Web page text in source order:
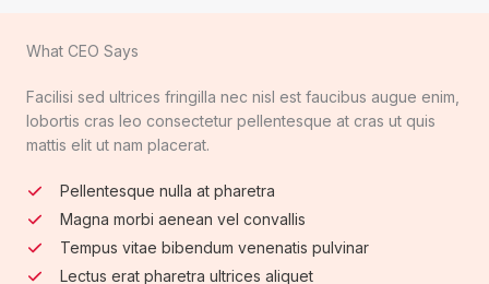
What CEO Says​
Facilisi sed ultrices fringilla nec nisl est faucibus augue enim,
lobortis cras leo consectetur pellentesque at cras ut quis
mattis elit ut nam placerat.
Pellentesque nulla at pharetra
Magna morbi aenean vel convallis
Tempus vitae bibendum venenatis pulvinar
Lectus erat pharetra ultrices aliquet